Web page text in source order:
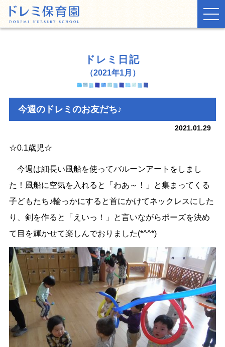
お知らせ
保育園の生活
入園案内
ドレミ日記
（2021年1月）
今週のドレミのお友だち♪
2021.01.29
☆0.1歳児☆
今週は細長い風船を使ってバルーンアートをしまし
た！風船に空気を入れると「わあ～！」と集まってくる
子どもたち♪輪っかにすると首にかけてネックレスにした
り、剣を作ると「えいっ！」と言いながらポーズを決め
て目を輝かせて楽しんでおりました(*^^*)